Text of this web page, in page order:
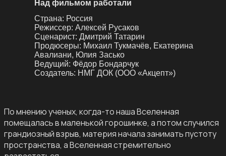
Над фильмом работали
Страна: Россия
Режиссер: Алексей Русаков
Сценарист: Дмитрий Татарин
Продюсеры: Михаил Тукмачёв, Екатерина
Авалиани, Юлия Засько
Ведущий: Фёдор Бондарчук
Создатель: НМГ ДОК (ООО «Акцепт»)
По мнению ученых, когда-то наша Вселенная
помещалась в маленькой горошинке, а потом случился
грандиозный взрыв, материя начала занимать пустоту
пространства, а Вселенная стремительно